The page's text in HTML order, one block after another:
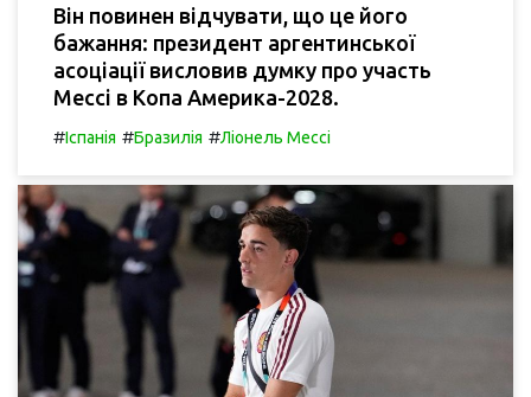
Він повинен відчувати, що це його
бажання: президент аргентинської
асоціації висловив думку про участь
Мессі в Копа Америка-2028.
#Іспанія #Бразилія #Ліонель Мессі